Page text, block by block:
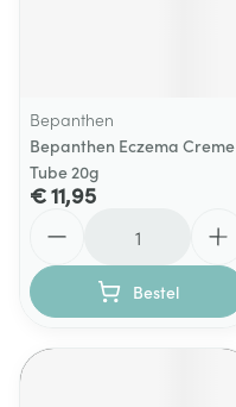
Bepanthen
Bepanthen Eczema Creme
Tube 20g
€ 11,95
Bestel